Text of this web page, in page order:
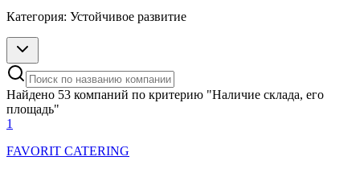
Категория: Устойчивое развитие
Найдено 53 компаний по критерию "Наличие склада, его
площадь"
1
FAVORIT CATERING